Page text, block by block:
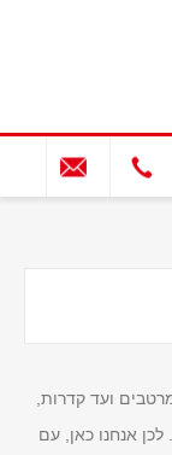
ועד קדרות,
אנחנו כאן, עם